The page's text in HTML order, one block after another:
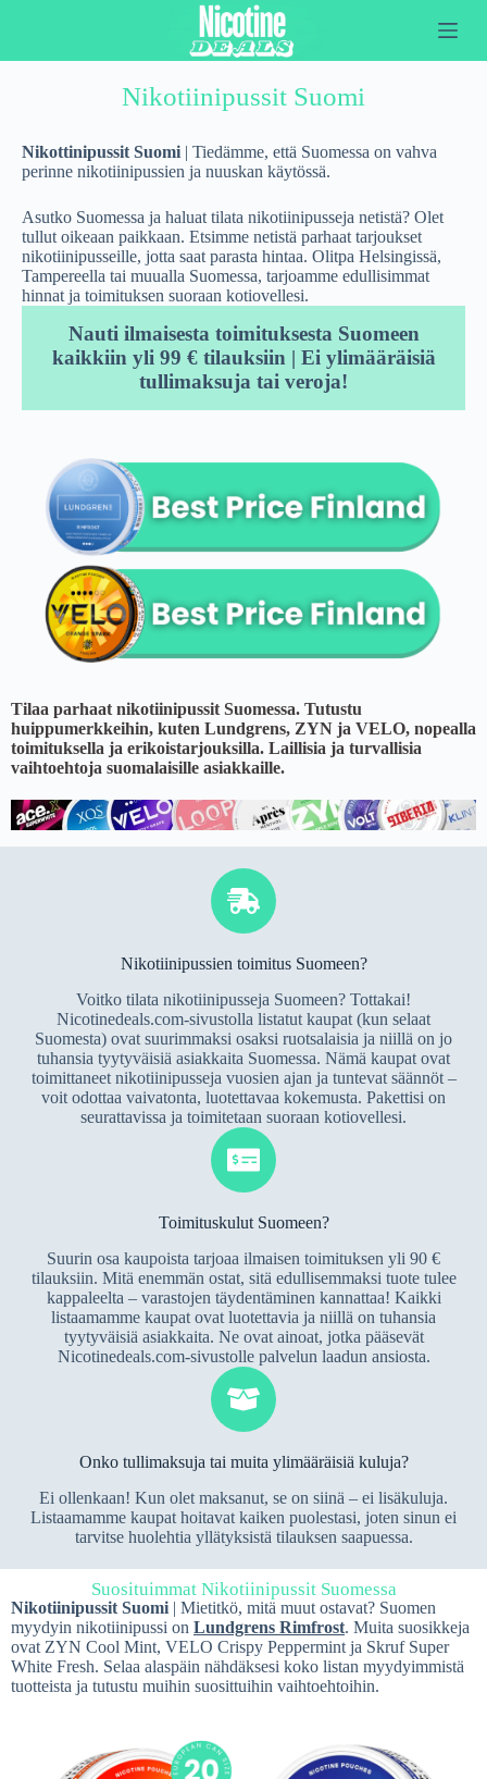
m
l
t
p
r
i
n
g
Nikotiinipussit Suomi
Nikottinipussit Suomi | Tiedämme, että Suomessa on vahva
perinne nikotiinipussien ja nuuskan käytössä.
Asutko Suomessa ja haluat tilata nikotiinipusseja netistä? Olet
tullut oikeaan paikkaan. Etsimme netistä parhaat tarjoukset
nikotiinipusseille, jotta saat parasta hintaa. Olitpa Helsingissä,
Tampereella tai muualla Suomessa, tarjoamme edullisimmat
hinnat ja toimituksen suoraan kotiovellesi.
Nauti ilmaisesta toimituksesta Suomeen
kaikkiin yli 99 € tilauksiin | Ei ylimääräisiä
tullimaksuja tai veroja!
Tilaa parhaat nikotiinipussit Suomessa. Tutustu
huippumerkkeihin, kuten Lundgrens, ZYN ja VELO, nopealla
toimituksella ja erikoistarjouksilla. Laillisia ja turvallisia
vaihtoehtoja suomalaisille asiakkaille.
Nikotiinipussien toimitus Suomeen?
Voitko tilata nikotiinipusseja Suomeen? Tottakai!
Nicotinedeals.com-sivustolla listatut kaupat (kun selaat
Suomesta) ovat suurimmaksi osaksi ruotsalaisia ja niillä on jo
tuhansia tyytyväisiä asiakkaita Suomessa. Nämä kaupat ovat
toimittaneet nikotiinipusseja vuosien ajan ja tuntevat säännöt –
voit odottaa vaivatonta, luotettavaa kokemusta. Pakettisi on
seurattavissa ja toimitetaan suoraan kotiovellesi.
Toimituskulut Suomeen?
Suurin osa kaupoista tarjoaa ilmaisen toimituksen yli 90 €
tilauksiin. Mitä enemmän ostat, sitä edullisemmaksi tuote tulee
kappaleelta – varastojen täydentäminen kannattaa! Kaikki
listaamamme kaupat ovat luotettavia ja niillä on tuhansia
tyytyväisiä asiakkaita. Ne ovat ainoat, jotka pääsevät
Nicotinedeals.com-sivustolle palvelun laadun ansiosta.
Onko tullimaksuja tai muita ylimääräisiä kuluja?
Ei ollenkaan! Kun olet maksanut, se on siinä – ei lisäkuluja.
Listaamamme kaupat hoitavat kaiken puolestasi, joten sinun ei
tarvitse huolehtia yllätyksistä tilauksen saapuessa.
Suosituimmat Nikotiinipussit Suomessa
Nikotiinipussit Suomi | Mietitkö, mitä muut ostavat? Suomen
myydyin nikotiinipussi on Lundgrens Rimfrost. Muita suosikkeja
ovat ZYN Cool Mint, VELO Crispy Peppermint ja Skruf Super
White Fresh. Selaa alaspäin nähdäksesi koko listan myydyimmistä
tuotteista ja tutustu muihin suosittuihin vaihtoehtoihin.